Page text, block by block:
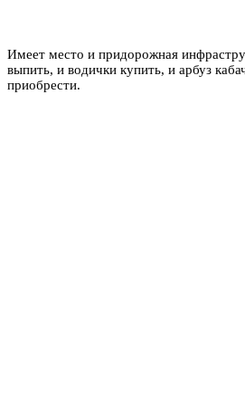
Имеет место и придорожная
выпить, и водички купить, и арбуз
приобрести.